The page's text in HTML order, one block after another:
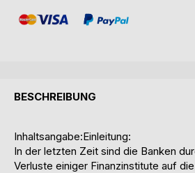
BESCHREIBUNG
Inhaltsangabe:Einleitung:
In der letzten Zeit sind die Banken
Verluste einiger Finanzinstitute auf